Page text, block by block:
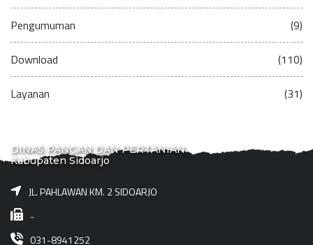
Pengumuman (9)
Download (110)
Layanan (31)
DINAS PANGAN DAN PERTANIAN
Kabupaten Sidoarjo
JL. PAHLAWAN KM. 2 SIDOARJO
-
031-8941252